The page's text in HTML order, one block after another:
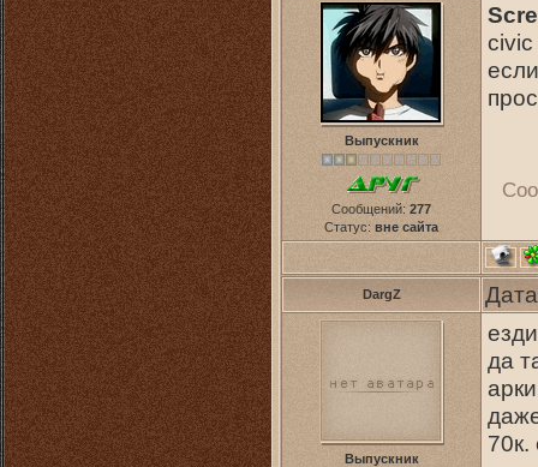
Выпускник
Сообщений: 277
Статус: вне сайта
DargZ
Выпускник
да